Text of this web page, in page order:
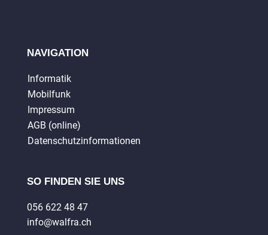
NAVIGATION
Informatik
Mobilfunk
Impressum
AGB (online)
Datenschutzinformationen
SO FINDEN SIE UNS
056 622 48 47
info@walfra.ch